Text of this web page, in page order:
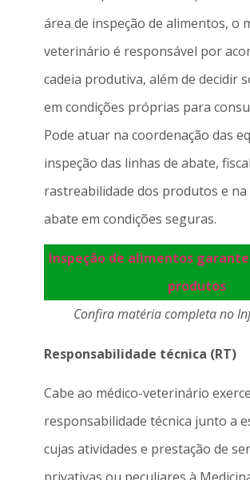
área de inspeção de alimentos, o
veterinário é responsável por
cadeia produtiva, além de decidir
em condições próprias para
Pode atuar na coordenação das
inspeção das linhas de abate,
rastreabilidade dos produtos e
abate em condições seguras.
Inspeção de alimentos
produtos
Confira matéria completa no
Responsabilidade técnica (RT)
Cabe ao médico-veterinário
responsabilidade técnica junto a
cujas atividades e prestação de